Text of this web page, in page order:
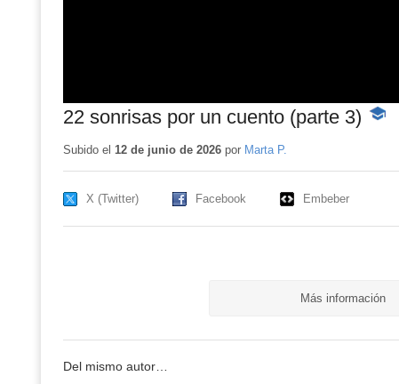
22 sonrisas por un cuento (parte 3)
-
Subido el 12 de junio de 2026por Marta P.
X (Twitter) Facebook Embeber
Más información
Del mismo autor…